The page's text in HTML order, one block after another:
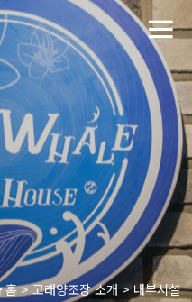
홈 > 고래양조장 소개 > 내부시설